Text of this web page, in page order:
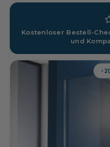
Kostenloser Bestell-
und
-